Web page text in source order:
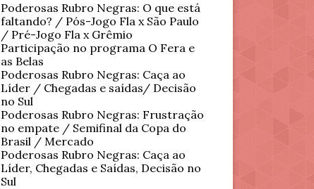
Poderosas Rubro Negras: O que está
faltando? / Pós-Jogo Fla x São Paulo
/ Pré-Jogo Fla x Grêmio
Participação no programa O Fera e
as Belas
Poderosas Rubro Negras: Caça ao
Líder / Chegadas e saídas/ Decisão
no Sul
Poderosas Rubro Negras: Frustração
no empate / Semifinal da Copa do
Brasil / Mercado
Poderosas Rubro Negras: Caça ao
Líder, Chegadas e Saídas, Decisão no
Sul